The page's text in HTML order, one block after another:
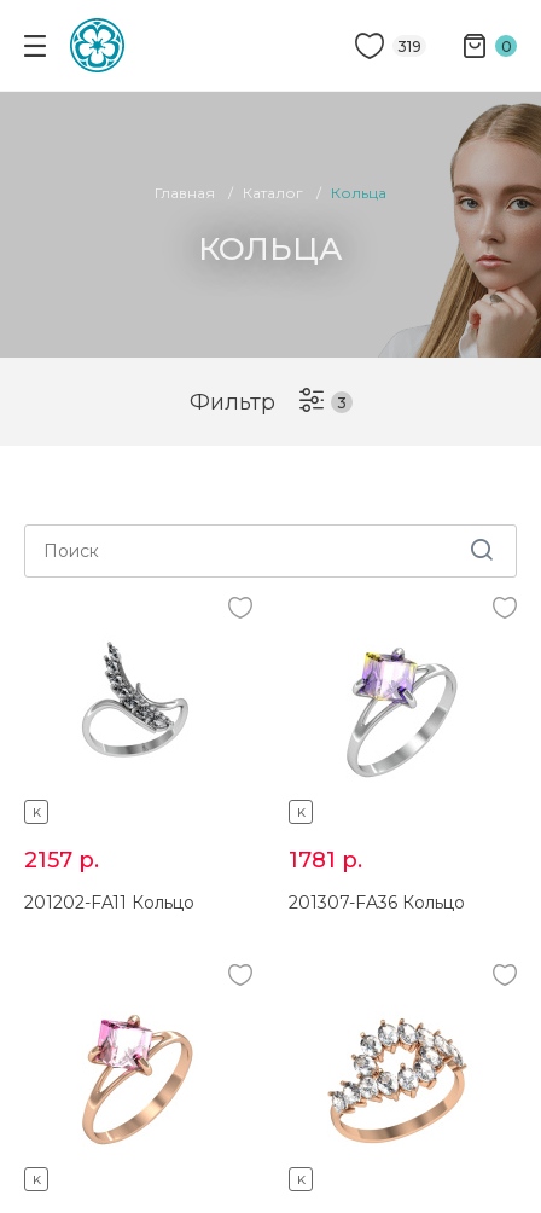
319 0
Главная Каталог Кольца
КОЛЬЦА
Фильтр 3
K
2157 р.
201202-FA11 Кольцо
K
1781 р.
201307-FA36 Кольцо
K K